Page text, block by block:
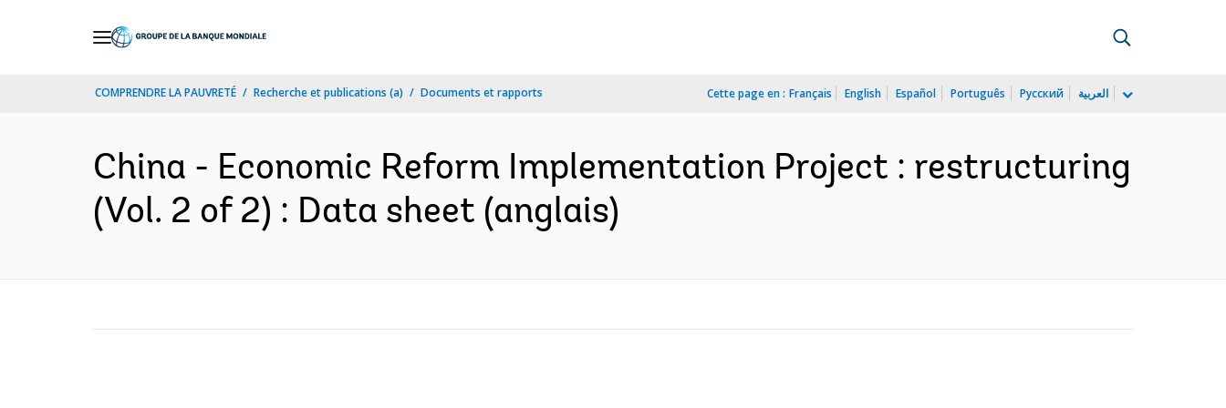
COMPRENDRE LA PAUVRETÉ Recherche et publications (a) Documents et rapports Cette page en : Français English Español Português Русский العربية
China - Economic Reform Implementation Project : restructuring
(Vol. 2 of 2) : Data sheet (anglais)